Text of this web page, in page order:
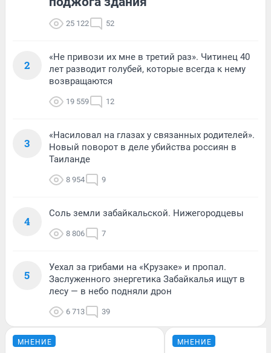
25 122 52
2
«Не привози их мне в третий раз». Читинец 40
лет разводит голубей, которые всегда к нему
возвращаются
19 559 12
3
«Насиловал на глазах у связанных родителей».
Новый поворот в деле убийства россиян в
Таиланде
8 954 9
4
Соль земли забайкальской. Нижегородцевы
8 806 7
5
Уехал за грибами на «Крузаке» и пропал.
Заслуженного энергетика Забайкалья ищут в
лесу — в небо подняли дрон
6 713 39
МНЕНИЕ МНЕНИЕ